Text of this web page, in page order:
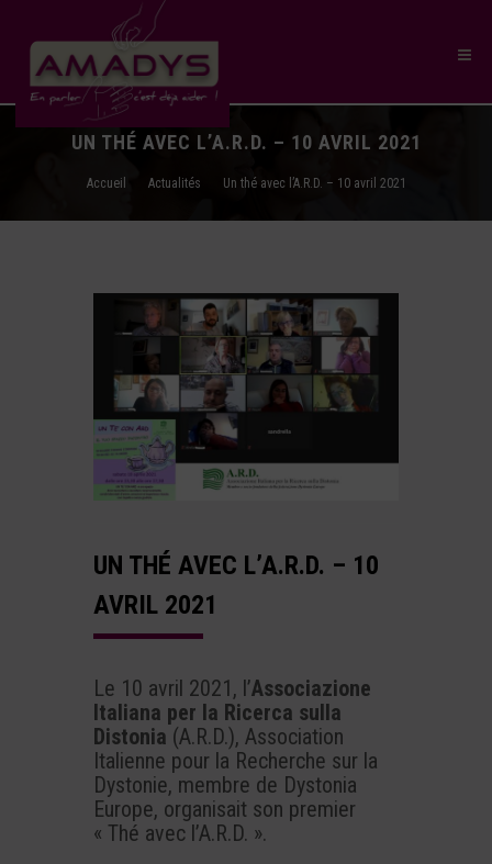
UN THÉ AVEC L’A.R.D. – 10 AVRIL 2021
Accueil Actualités Un thé avec l’A.R.D. – 10 avril 2021
UN THÉ AVEC L’A.R.D. – 10
AVRIL 2021
Le 10 avril 2021, l’Associazione
Italiana per la Ricerca sulla
Distonia (A.R.D.), Association
Italienne pour la Recherche sur la
Dystonie, membre de Dystonia
Europe, organisait son premier
« Thé avec l’A.R.D. ».